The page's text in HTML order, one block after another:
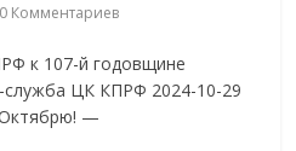
0 Комментариев
к 107-й годовщине
служба ЦК КПРФ 2024-10-29
—